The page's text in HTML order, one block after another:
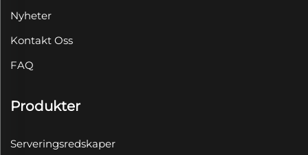
Nyheter
Kontakt Oss
FAQ
Produkter
Serveringsredskaper